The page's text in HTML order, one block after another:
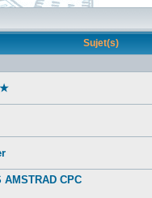
Sujet(s)
CPC